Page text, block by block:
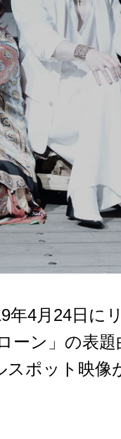
年4月24日に
ーン」の表
スポット映像